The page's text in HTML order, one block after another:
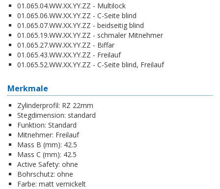
01.065.04.WW.XX.YY.ZZ - Multilock
01.065.06.WW.XX.YY.ZZ - C-Seite blind
01.065.07.WW.XX.YY.ZZ - beidseitig blind
01.065.19.WW.XX.YY.ZZ - schmaler Mitnehmer
01.065.27.WW.XX.YY.ZZ - Biffar
01.065.43.WW.XX.YY.ZZ - Freilauf
01.065.52.WW.XX.YY.ZZ - C-Seite blind, Freilauf
Merkmale
Zylinderprofil: RZ 22mm
Stegdimension: standard
Funktion: Standard
Mitnehmer: Freilauf
Mass B (mm): 42.5
Mass C (mm): 42.5
Active Safety: ohne
Bohrschutz: ohne
Farbe: matt vernickelt